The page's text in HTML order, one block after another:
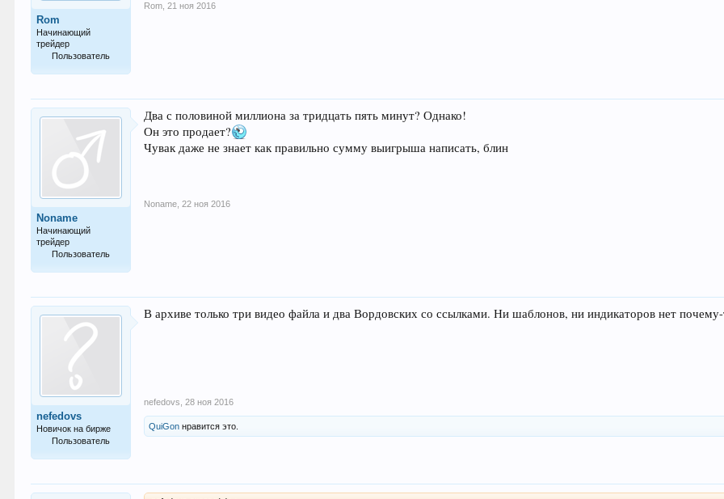
Rom
Начинающий
трейдер
Пользователь
Rom 21 ноя 2016
Noname
Начинающий
трейдер
Пользователь
Два с половиной миллиона за тридцать пять минут? Однако!
Он это продает?
Чувак даже не знает как правильно сумму выигрыша написать, блин
Noname 22 ноя 2016
nefedovs
Новичок на бирже
Пользователь
В архиве только три видео файла и два Вордовских со ссылками. Ни шаблонов, ни индикаторов нет
nefedovs 28 ноя 2016
QuiGon нравится это.